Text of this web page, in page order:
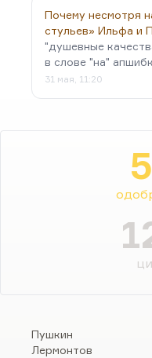
Почему несмотря
стульев» Ильфа и
"душевные
в слове "на"
31 мая, 11:20
Пушкин
Лермонтов